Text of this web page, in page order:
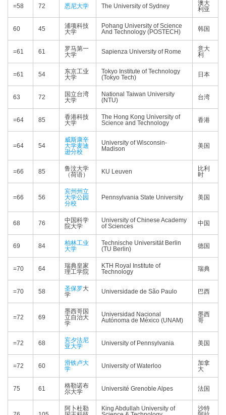
=58 72 悉尼大学 The University of Sydney
澳大
利亚
60 45
浦项科技
大学
Pohang University of Science
And Technology (POSTECH)
韩国
=61 61
罗马第一
大学
Sapienza University of Rome
意大
利
=61 54
东京工业
大学
Tokyo Institute of Technology
(Tokyo Tech)
日本
63 72
国立台湾
大学
National Taiwan University
(NTU)
台湾
=64 85
香港科技
大学
The Hong Kong University of
Science and Technology
香港
=64 54
威斯康辛
大学麦迪
逊分校
University of Wisconsin-
Madison
美国
=66 85
鲁汶大学
（荷语）
KU Leuven
比利
时
=66 56
宾州州立
大学公园
分校
Pennsylvania State University 美国
68 76
中国科学
院大学
University of Chinese Academy
of Sciences
中国
69 84
柏林工业
大学
Technische Universität Berlin
(TU Berlin)
德国
=70 64
瑞典皇家
理工学院
KTH Royal Institute of
Technology
瑞典
=70 58 圣保罗大
学
Universidade de São Paulo 巴西
=72 69
墨西哥国
立自治大
学
Universidad Nacional
Autónoma de México (UNAM)
墨西
哥
=72 68
宾夕法尼
亚大学
University of Pennsylvania 美国
=72 60
滑铁卢大
学
University of Waterloo
加拿
大
75 61
格勒诺布
尔大学
Université Grenoble Alpes 法国
阿卜杜勒
King Abdullah University of
沙特